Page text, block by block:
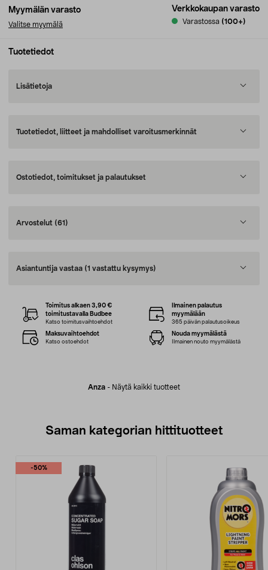
Myymälän varasto
Valitse myymälä
Verkkokaupan varasto
Varastossa (100+)
Tuotetiedot
Lisätietoja
Tuotetiedot, liitteet ja mahdolliset varoitusmerkinnät
Ostotiedot, toimitukset ja palautukset
Arvostelut (61)
Asiantuntija vastaa (1 vastattu kysymys)
Anza - Näytä kaikki tuotteet
Toimitus alkaen 3,90 €
toimitustavalla Budbee
Katso toimitusvaihtoehdot
Ilmainen palautus
myymälään
365 päivän palautusoikeus
Maksuvaihtoehdot
Katso ostoehdot
Nouda myymälästä
Ilmainen nouto myymälästä
Saman kategorian hittituotteet
-50%